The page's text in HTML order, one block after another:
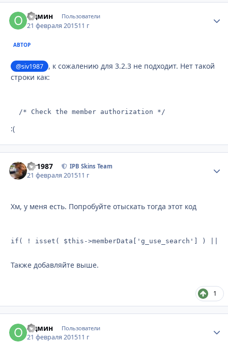
Одмин Пользователи
21 февраля 201511 г
АВТОР
@siv1987
, к сожалению для 3.2.3 не подходит. Нет такой
строки как:
  /* Check the member authorization */
:(
siv1987 IPB Skins Team
21 февраля 201511 г
Хм, у меня есть. Попробуйте отыскать тогда этот код
Также добавляйте выше.
1
Одмин Пользователи
21 февраля 201511 г